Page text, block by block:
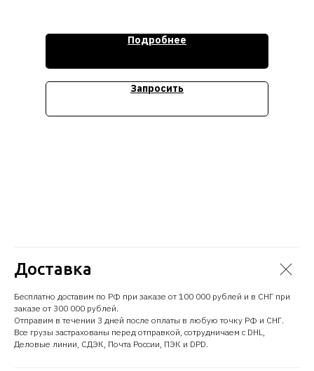
Подробнее
Запросить
Доставка
Бесплатно доставим по РФ при заказе от 100 000 рублей и в СНГ при
заказе от 300 000 рублей.
Отправим в течении 3 дней после оплаты в любую точку РФ и СНГ.
Все грузы застрахованы перед отправкой, сотрудничаем с DHL,
Деловые линии, СДЭК, Почта России, ПЭК и DPD.